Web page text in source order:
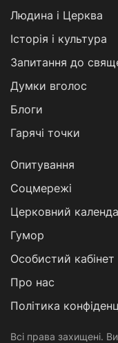
Людина і Церква
Історія і культура
Запитання до
Думки вголос
Блоги
Гарячі точки
Опитування
Соцмережі
Церковний
Гумор
Особистий кабінет
Про нас
Політика
Всі права захищені.